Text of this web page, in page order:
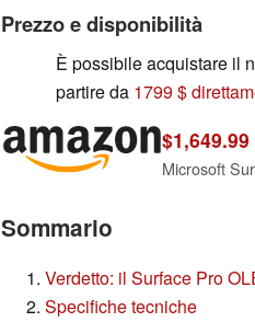
Prezzo e disponibilità
È possibile acquistare il
partire da 1799 $
$1,649.99
Sommario
Verdetto: il Surface Pro
Specifiche tecniche